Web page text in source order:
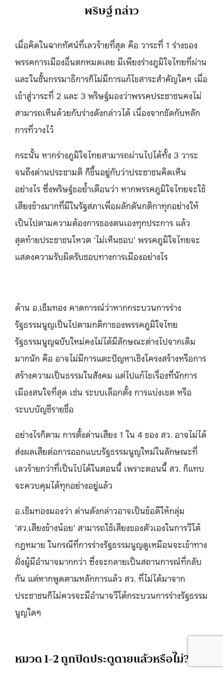
พริษฐ์ ​กล่าว
เมื่อคิดในฉากทัศน์ที่เลวร้ายที่สุด คือ วาระที่ 1 ร่างของ
พรรคการเมืองอื่นตกหมดเลย มีเพียงร่างภูมิใจไทยที่ผ่าน
และในชั้นกรรมาธิการก็ไม่มีการแก้ไขสาระสำคัญใดๆ เมื่อ
เข้าสู่วาระที่ 2 และ 3 พริษฐ์มองว่าพรรคประชาชนคงไม่
สามารถเห็นด้วยกับร่างดังกล่าวได้ เนื่องจากขัดกับหลัก
การที่วางไว้
กระนั้น หากร่างภูมิใจไทยสามารถผ่านไปได้ทั้ง 3 วาระ
จนถึงด่านประชามติ ก็ขึ้นอยู่กับว่าประชาชนคิดเห็น
อย่างไร ซึ่งพริษฐ์ขอย้ำเตือนว่า หากพรรคภูมิใจไทยจะใช้
เสียงข้างมากที่มีในรัฐสภาเพื่อผลักดันกติกาทุกอย่างให้
เป็นไปตามความต้องการของตนเองทุกประการ แล้ว
สุดท้ายประชาชนโหวต ‘ไม่เห็นชอบ’ พรรคภูมิใจไทยจะ
แสดงความรับผิดรับชอบทางการเมืองอย่างไร
ด้าน อ.เข็มทอง คาดการณ์ว่าหากกระบวนการร่าง
รัฐธรรมนูญเป็นไปตามกติกาของพรรคภูมิใจไทย
รัฐธรรมนูญฉบับใหม่คงไม่ได้มีลักษณะต่างไปจากเดิม
มากนัก คือ อาจไม่มีการแตะปัญหาเชิงโครงสร้างหรือการ
สร้างความเป็นธรรมในสังคม แต่ไปแก้ไขเรื่องที่นักการ
เมืองสนใจที่สุด เช่น ระบบเลือกตั้ง การแบ่งเขต หรือ
ระบบบัญชีรายชื่อ
อย่างไรก็ตาม การตั้งด่านเสียง 1 ใน 4 ของ สว. อาจไม่ได้
ส่งผลเสียต่อการออกแบบรัฐธรรมนูญใหม่ในลักษณะที่
เลวร้ายกว่าที่เป็นไปได้ในตอนนี้ เพราะตอนนี้ สว. ก็แทบ
จะควบคุมได้ทุกอย่างอยู่แล้ว
อ.เข็มทองมองว่า ด่านดังกล่าวอาจเป็นข้อดีให้กลุ่ม
‘สว.เสียงข้างน้อย’ สามารถใช้เสียงของตัวเองในการวีโต้
กฎหมาย ในกรณีที่การร่างรัฐธรรมนูญดูเหมือนจะเข้าทาง
ฝั่งผู้มีอำนาจมากกว่า ซึ่งจะกลายเป็นสถานการณ์ที่กลับ
กัน แต่หากพูดตามหลักการแล้ว สว. ที่ไม่ได้มาจาก
ประชาชนก็ไม่ควรจะมีอำนาจวีโต้กระบวนการร่างรัฐธรรม
นูญใดๆ
หมวด 1-2 ถูกปิดประตูตายแล้วหรือไม่?